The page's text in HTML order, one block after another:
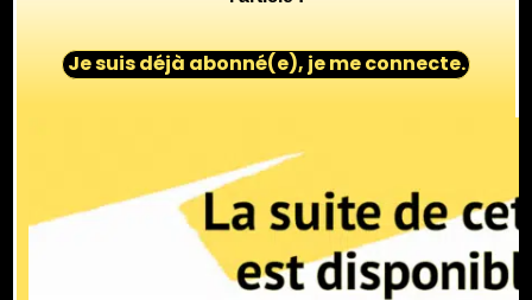
Je suis déjà abonné(e), je me connecte.